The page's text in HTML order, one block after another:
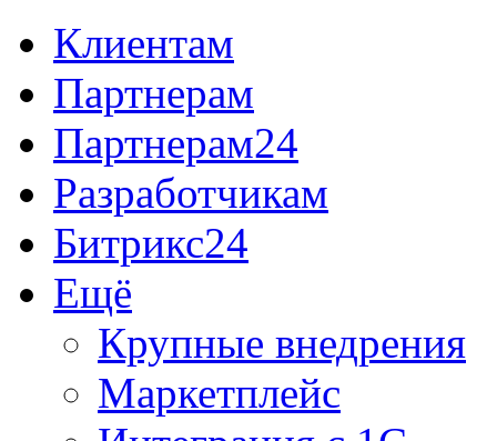
Клиентам
Партнерам
Партнерам24
Разработчикам
Битрикс24
Ещё
Крупные внедрения
Маркетплейс